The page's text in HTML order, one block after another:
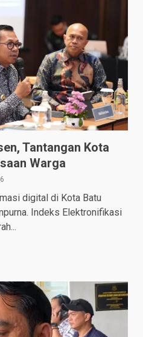
Tantangan Kota
Warga
digital di Kota Batu
Indeks Elektronifikasi